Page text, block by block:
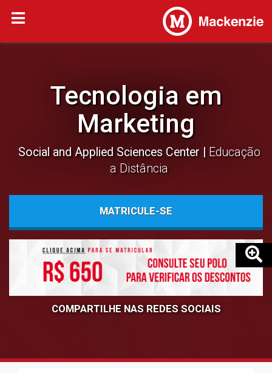
Tecnologia em
Marketing
Social and Applied Sciences Center
Educação
a Distância
MATRICULE-SE
COMPARTILHE NAS REDES SOCIAIS